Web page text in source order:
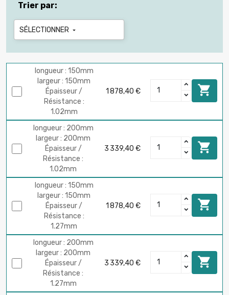
Trier par:
SÉLECTIONNER 
longueur : 150mm
largeur : 150mm
Épaisseur /
Résistance :
1.02mm
1 878,40 € 
longueur : 200mm
largeur : 200mm
Épaisseur /
Résistance :
1.02mm
3 339,40 € 
longueur : 150mm
largeur : 150mm
Épaisseur /
Résistance :
1.27mm
1 878,40 € 
longueur : 200mm
largeur : 200mm
Épaisseur /
Résistance :
1.27mm
3 339,40 € 